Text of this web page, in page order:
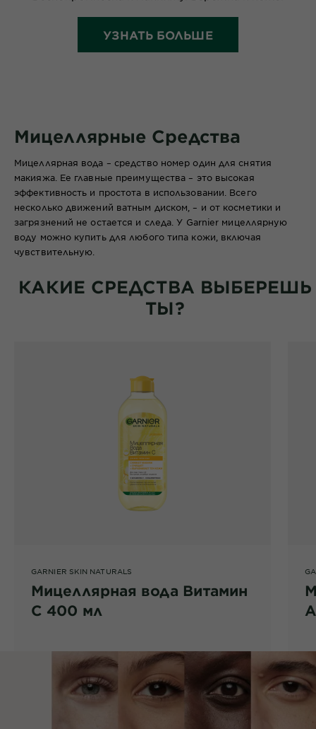
УЗНАТЬ БОЛЬШЕ
Мицеллярные Средства
Мицеллярная вода – средство номер один для снятия
макияжа. Ее главные преимущества – это высокая
эффективность и простота в использовании. Всего
несколько движений ватным диском, – и от косметики и
загрязнений не остается и следа. У Garnier мицеллярную
воду можно купить для любого типа кожи, включая
чувствительную.
КАКИЕ СРЕДСТВА ВЫБЕРЕШЬ
ТЫ?
GARNIER SKIN NATURALS
Мицеллярная вода Витамин
С 400 мл